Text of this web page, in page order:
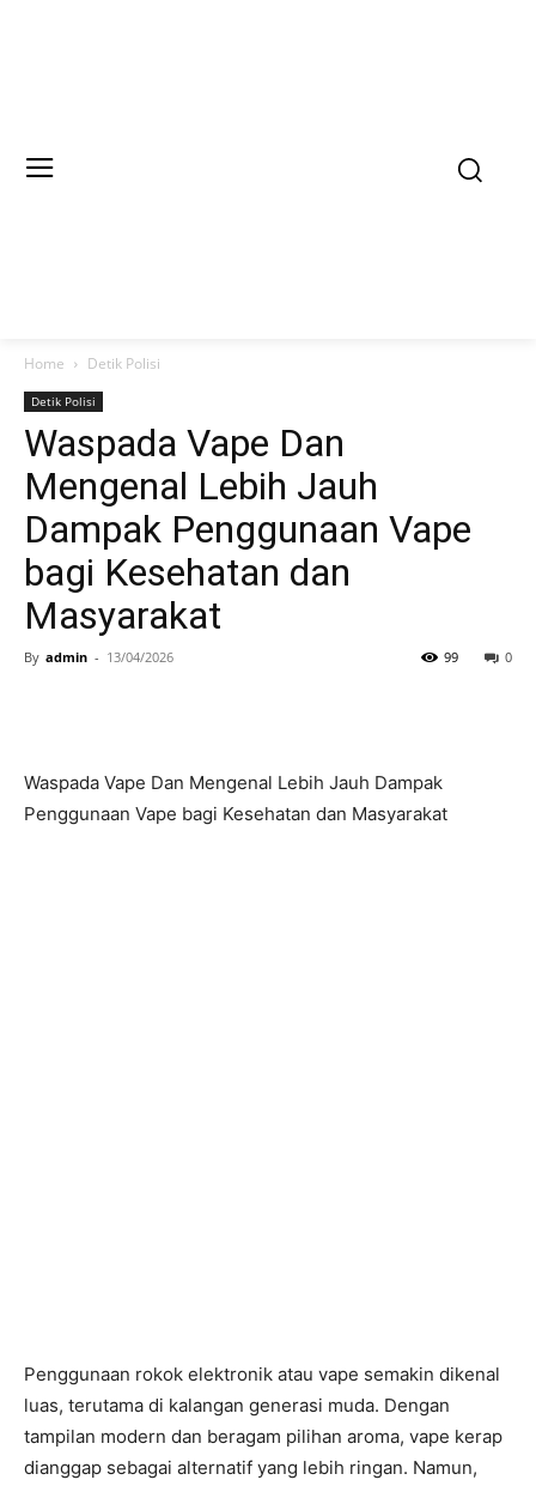
Home Detik Polisi
Detik Polisi
Waspada Vape Dan
Mengenal Lebih Jauh
Dampak Penggunaan Vape
bagi Kesehatan dan
Masyarakat
By admin - 13/04/2026 0
99
Waspada Vape Dan Mengenal Lebih Jauh Dampak
Penggunaan Vape bagi Kesehatan dan Masyarakat
Penggunaan rokok elektronik atau vape semakin dikenal
luas, terutama di kalangan generasi muda. Dengan
tampilan modern dan beragam pilihan aroma, vape kerap
dianggap sebagai alternatif yang lebih ringan. Namun,